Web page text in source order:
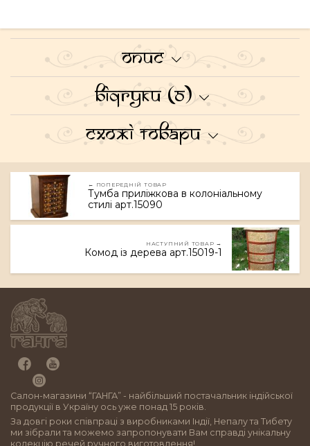
Опис
Відгуки (0)
Схожі товари
← ПОПЕРЕДНІЙ ТОВАР
Тумба приліжкова в колоніальному
стилі арт.15090
НАСТУПНИЙ ТОВАР →
Комод із дерева арт.15019-1
Салон-магазини “ГАНГА” - найбільший постачальник індійської
продукції в Україну ось уже понад 15 років.
За довгі роки співпраці з виробниками Індії, Непалу та Тибету
ми зібрали та можемо запропонувати Вам справді унікальну
колекцію речей ручного виготовлення!